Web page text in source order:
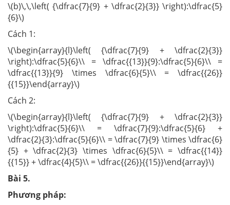
\(b)\,\,\left( {\dfrac{7}{9} + \dfrac{2}{3}} \right):\dfrac{5}
{6}\)
Cách 1:
\(\begin{array}{l}\left( {\dfrac{7}{9} + \dfrac{2}{3}}
\right):\dfrac{5}{6}\\ = \dfrac{{13}}{9}:\dfrac{5}{6}\\ =
\dfrac{{13}}{9} \times \dfrac{6}{5}\\ = \dfrac{{26}}
{{15}}\end{array}\)
Cách 2:
\(\begin{array}{l}\left( {\dfrac{7}{9} + \dfrac{2}{3}}
\right):\dfrac{5}{6}\\ = \dfrac{7}{9}:\dfrac{5}{6} +
\dfrac{2}{3}:\dfrac{5}{6}\\ = \dfrac{7}{9} \times \dfrac{6}
{5} + \dfrac{2}{3} \times \dfrac{6}{5}\\ = \dfrac{{14}}
{{15}} + \dfrac{4}{5}\\ = \dfrac{{26}}{{15}}\end{array}\)
Bài 5.
Phương pháp: